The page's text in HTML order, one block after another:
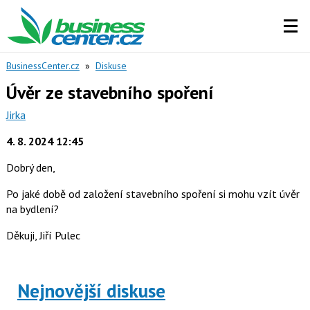
BusinessCenter.cz » Diskuse
Úvěr ze stavebního spoření
Jirka
4. 8. 2024 12:45
Dobrý den,
Po jaké době od založení stavebního spoření si mohu vzít úvěr
na bydlení?
Děkuji, Jiří Pulec
Nejnovější diskuse